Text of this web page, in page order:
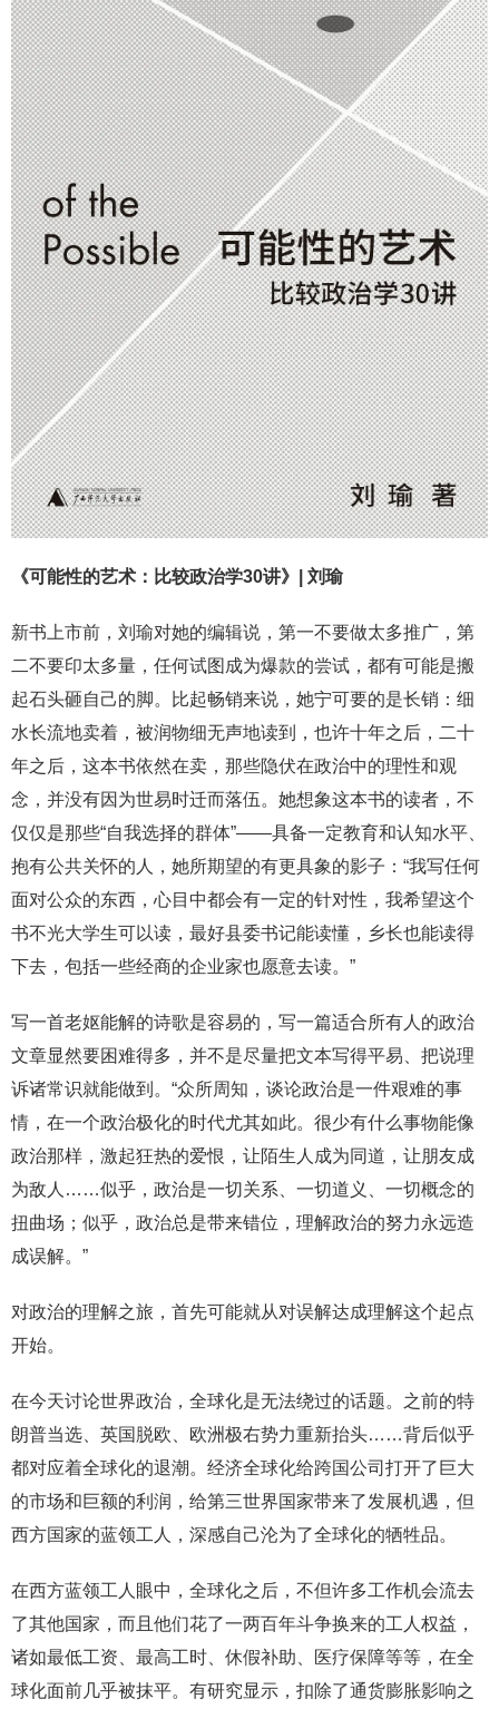
《可能性的艺术：比较政治学30讲》| 刘瑜
新书上市前，刘瑜对她的编辑说，第一不要做太多推广，第
二不要印太多量，任何试图成为爆款的尝试，都有可能是搬
起石头砸自己的脚。比起畅销来说，她宁可要的是长销：细
水长流地卖着，被润物细无声地读到，也许十年之后，二十
年之后，这本书依然在卖，那些隐伏在政治中的理性和观
念，并没有因为世易时迁而落伍。她想象这本书的读者，不
仅仅是那些“自我选择的群体”——具备一定教育和认知水平、
抱有公共关怀的人，她所期望的有更具象的影子：“我写任何
面对公众的东西，心目中都会有一定的针对性，我希望这个
书不光大学生可以读，最好县委书记能读懂，乡长也能读得
下去，包括一些经商的企业家也愿意去读。”
写一首老妪能解的诗歌是容易的，写一篇适合所有人的政治
文章显然要困难得多，并不是尽量把文本写得平易、把说理
诉诸常识就能做到。“众所周知，谈论政治是一件艰难的事
情，在一个政治极化的时代尤其如此。很少有什么事物能像
政治那样，激起狂热的爱恨，让陌生人成为同道，让朋友成
为敌人……似乎，政治是一切关系、一切道义、一切概念的
扭曲场；似乎，政治总是带来错位，理解政治的努力永远造
成误解。”
对政治的理解之旅，首先可能就从对误解达成理解这个起点
开始。
在今天讨论世界政治，全球化是无法绕过的话题。之前的特
朗普当选、英国脱欧、欧洲极右势力重新抬头……背后似乎
都对应着全球化的退潮。经济全球化给跨国公司打开了巨大
的市场和巨额的利润，给第三世界国家带来了发展机遇，但
西方国家的蓝领工人，深感自己沦为了全球化的牺牲品。
在西方蓝领工人眼中，全球化之后，不但许多工作机会流去
了其他国家，而且他们花了一两百年斗争换来的工人权益，
诸如最低工资、最高工时、休假补助、医疗保障等等，在全
球化面前几乎被抹平。有研究显示，扣除了通货膨胀影响之